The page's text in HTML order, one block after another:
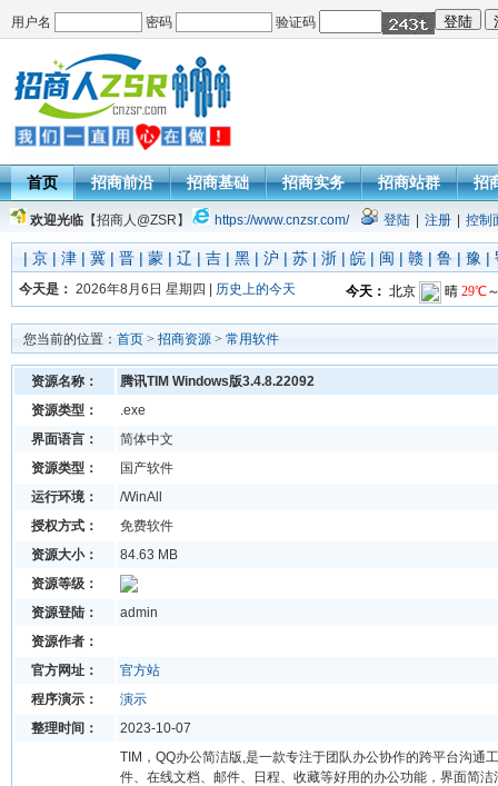
用户名 密码 验证码
首页 招商前沿 招商基础 招商实务 招商站群 招
欢迎光临 【招商人@ZSR】 https://www.cnzsr.com/ 登陆 注册 控制
| 京 | 津 | 冀 | 晋 | 蒙 | 辽 | 吉 | 黑 | 沪 | 苏 | 浙 | 皖 | 闽 | 赣 | 鲁 | 豫 |
今天是： 2026年8月6日 星期四 | 历史上的今天
您当前的位置： 首页 > 招商资源 > 常用软件
资源名称：
腾讯TIM Windows版3.4.8.22092
资源类型：
.exe
界面语言：
简体中文
资源类型：
国产软件
运行环境：
/WinAll
授权方式：
免费软件
资源大小：
84.63 MB
资源等级：
资源登陆：
admin
资源作者：
官方网址：
官方站
程序演示：
演示
整理时间：
2023-10-07
TIM，QQ办公简洁版,是一款专注于团队办公协作的跨平台沟通
件、在线文档、邮件、日程、收藏等好用的办公功能，界面简